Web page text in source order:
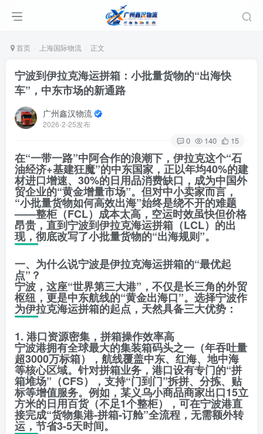
首页 上海国际物流 正文
宁波到伊拉克海运拼箱：小批量货物的“出海快
车”，中东市场的新通路
广州鑫汉物流
2026-2-25发布
0 140 15
在“一带一路”中阿合作的浪潮下，伊拉克这个“石
油经济+基建狂魔”的中东国家，正以年均40%的建
材进口增速、30%的日用品消费缺口，成为中国外
贸企业的“黄金增量市场”。但对中小卖家而言，
“小批量货物如何高效出海”始终是绕不开的难题
——整柜（FCL）成本太高，空运时效虽快但价格
昂贵，直到宁波到伊拉克海运拼箱（LCL）的出
现，彻底改写了小批量货物的“出海规则”。
一、为什么说宁波是伊拉克海运拼箱的“最优起
点”？
宁波，这座“世界第三大港”，不仅是长三角的外贸
枢纽，更是中东航线的“黄金出海口”。选择宁波作
为伊拉克海运拼箱的起点，天然具备三大优势：
1. 港口资源密集，拼箱操作效率高
宁波港拥有全球最大的集装箱码头之一（年吞吐量
超3000万标箱），航线覆盖中东、红海、地中海
等核心区域。针对拼箱业务，港口设有专门的“拼
箱堆场”（CFS），支持“门到门”拆拼、分拣、贴
标等增值服务。例如，某义乌小商品商家出口15立
方米的日用百货（不足1个整柜），可在宁波港直
接完成“货物集港-拼箱-订舱”全流程，无需额外转
运，节省3-5天时间。